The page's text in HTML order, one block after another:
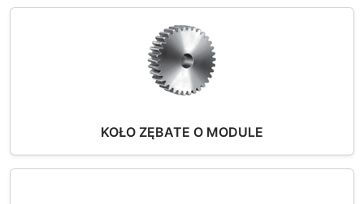
KOŁO ZĘBATE O MODULE